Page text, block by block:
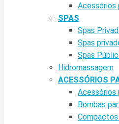
Acessórios
SPAS
Spas
Spas
Spas
Hidromassagem
ACESSÓRIOS
Acessórios
Bombas
Compactos